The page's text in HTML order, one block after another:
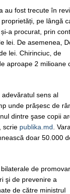
au fost trecute în
pe lângă
a procurat, prin
lei. De asemenea,
lei. Chirinciuc, de
aproape 2 milioane
sens al
unde prășesc de
dintre şase copii
scrie publika.md . Vara
doar 50.000
de
şi de prevenire a
de către ministrul